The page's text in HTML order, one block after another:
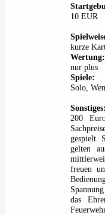
10 EUR
kurze
Wertung:
nur plus
Spiele:
Solo,
Sonstiges:
200
gespielt.
gelten
freuen
das